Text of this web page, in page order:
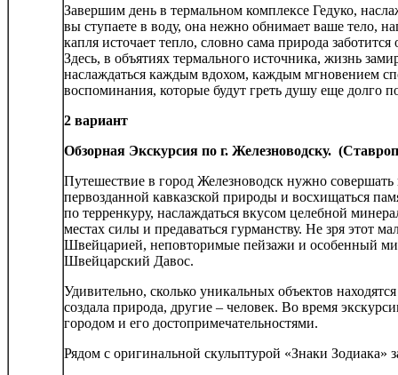
Завершим день в термальном комплексе Гедуко,
вы ступаете в воду, она нежно обнимает ваше тело,
капля источает тепло, словно сама природа
Здесь, в объятиях термального источника, жизнь
наслаждаться каждым вдохом, каждым мгновением
воспоминания, которые будут греть душу еще долго
2 вариант
Обзорная Экскурсия по г. Железноводску.
Путешествие в город Железноводск нужно совершать
первозданной кавказской природы и восхищаться
по терренкуру, наслаждаться вкусом целебной
местах силы и предаваться гурманству. Не зря этот
Швейцарией, неповторимые пейзажи и особенный
Швейцарский Давос.
Удивительно, сколько уникальных объектов
создала природа, другие – человек. Во время
городом и его достопримечательностями.
Рядом с оригинальной скульптурой «Знаки Зодиака»